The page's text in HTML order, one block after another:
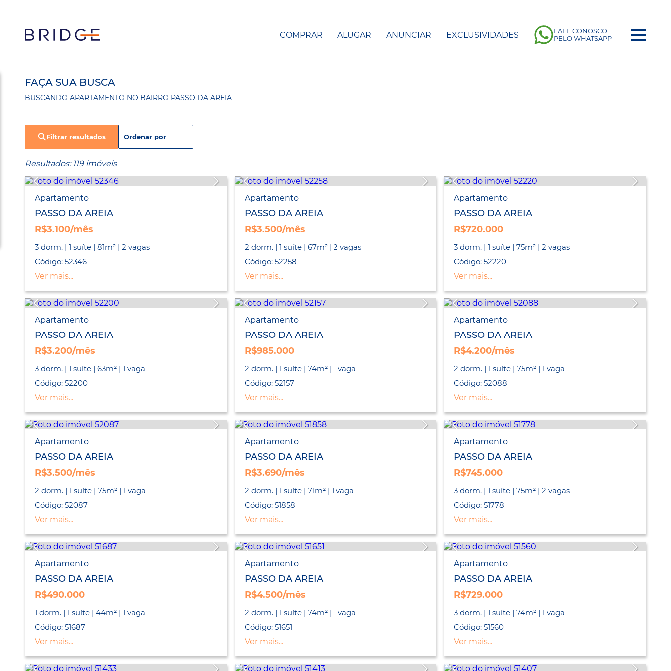
COMPRAR ALUGAR ANUNCIAR EXCLUSIVIDADES
FALE CONOSCO
PELO WHATSAPP
FAÇA SUA BUSCA
BUSCANDO APARTAMENTO NO BAIRRO PASSO DA AREIA
Filtrar resultados
Resultados: 119 imóveis
Apartamento
PASSO DA AREIA
R$3.100/mês
3 dorm. | 1 suíte | 81m² | 2 vagas
Código: 52346
Ver mais...
Apartamento
PASSO DA AREIA
R$3.500/mês
2 dorm. | 1 suíte | 67m² | 2 vagas
Código: 52258
Ver mais...
Apartamento
PASSO DA AREIA
R$720.000
3 dorm. | 1 suíte | 75m² | 2 vagas
Código: 52220
Ver mais...
Apartamento
PASSO DA AREIA
R$3.200/mês
3 dorm. | 1 suíte | 63m² | 1 vaga
Código: 52200
Ver mais...
Apartamento
PASSO DA AREIA
R$985.000
2 dorm. | 1 suíte | 74m² | 1 vaga
Código: 52157
Ver mais...
Apartamento
PASSO DA AREIA
R$4.200/mês
2 dorm. | 1 suíte | 75m² | 1 vaga
Código: 52088
Ver mais...
Apartamento
PASSO DA AREIA
R$3.500/mês
2 dorm. | 1 suíte | 75m² | 1 vaga
Código: 52087
Ver mais...
Apartamento
PASSO DA AREIA
R$3.690/mês
2 dorm. | 1 suíte | 71m² | 1 vaga
Código: 51858
Ver mais...
Apartamento
PASSO DA AREIA
R$745.000
3 dorm. | 1 suíte | 75m² | 2 vagas
Código: 51778
Ver mais...
Apartamento
PASSO DA AREIA
R$490.000
1 dorm. | 1 suíte | 44m² | 1 vaga
Código: 51687
Ver mais...
Apartamento
PASSO DA AREIA
R$4.500/mês
2 dorm. | 1 suíte | 74m² | 1 vaga
Código: 51651
Ver mais...
Apartamento
PASSO DA AREIA
R$729.000
3 dorm. | 1 suíte | 74m² | 1 vaga
Código: 51560
Ver mais...